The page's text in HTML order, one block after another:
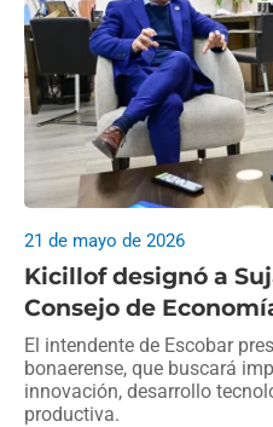
Kicillof designó a
Consejo de
21 de mayo de 2026
El intendente de Escobar
bonaerense, que buscará
innovación, desarrollo
productiva.